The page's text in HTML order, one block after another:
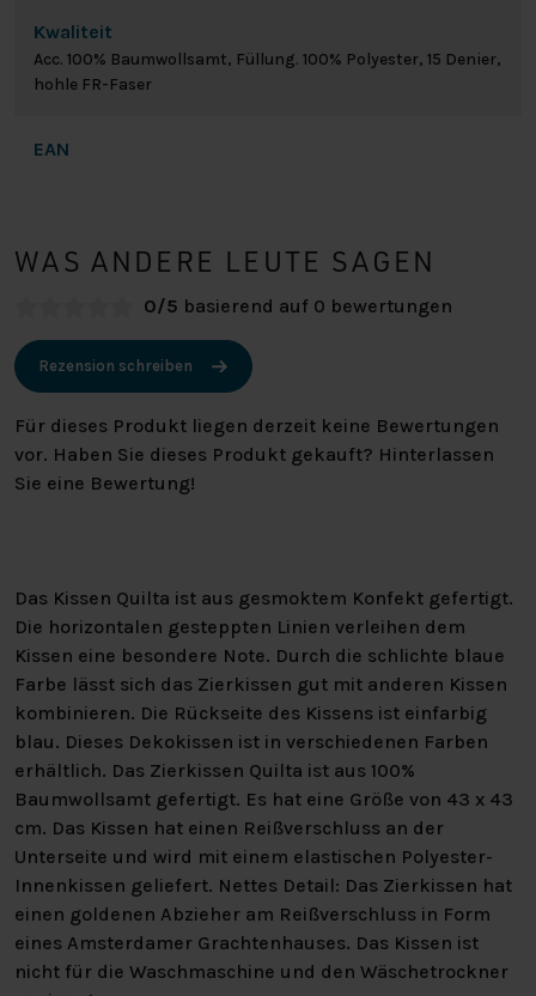
Kwaliteit
Acc. 100% Baumwollsamt, Füllung. 100% Polyester, 15 Denier,
hohle FR-Faser
EAN
WAS ANDERE LEUTE SAGEN
0/5 basierend auf 0 bewertungen
Rezension schreiben
Für dieses Produkt liegen derzeit keine Bewertungen
vor. Haben Sie dieses Produkt gekauft? Hinterlassen
Sie eine Bewertung!
Das Kissen Quilta ist aus gesmoktem Konfekt gefertigt.
Die horizontalen gesteppten Linien verleihen dem
Kissen eine besondere Note. Durch die schlichte blaue
Farbe lässt sich das Zierkissen gut mit anderen Kissen
kombinieren. Die Rückseite des Kissens ist einfarbig
blau. Dieses Dekokissen ist in verschiedenen Farben
erhältlich. Das Zierkissen Quilta ist aus 100%
Baumwollsamt gefertigt. Es hat eine Größe von 43 x 43
cm. Das Kissen hat einen Reißverschluss an der
Unterseite und wird mit einem elastischen Polyester-
Innenkissen geliefert. Nettes Detail: Das Zierkissen hat
einen goldenen Abzieher am Reißverschluss in Form
eines Amsterdamer Grachtenhauses. Das Kissen ist
nicht für die Waschmaschine und den Wäschetrockner